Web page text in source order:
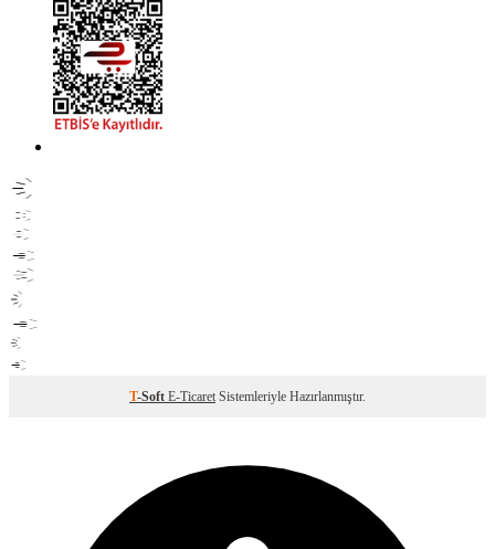
T-Soft E-Ticaret Sistemleriyle Hazırlanmıştır.